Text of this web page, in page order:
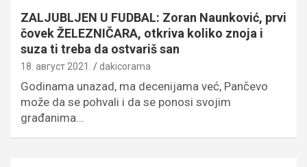
ZALJUBLJEN U FUDBAL: Zoran Naunković, prvi
čovek ŽELEZNIČARA, otkriva koliko znoja i
suza ti treba da ostvariš san
18. август 2021. dakicorama
Godinama unazad, ma decenijama već, Pančevo
može da se pohvali i da se ponosi svojim
građanima…